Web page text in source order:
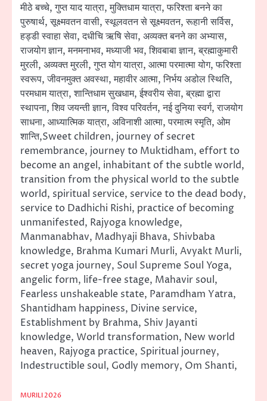
मीठे बच्चे, गुप्त याद यात्रा, मुक्तिधाम यात्रा, फरिश्ता बनने का
पुरुषार्थ, सूक्ष्मवतन वासी, स्थूलवतन से सूक्ष्मवतन, रूहानी सर्विस,
हड्डी स्वाहा सेवा, दधीचि ऋषि सेवा, अव्यक्त बनने का अभ्यास,
राजयोग ज्ञान, मनमनाभव, मध्याजी भव, शिवबाबा ज्ञान, ब्रह्माकुमारी
मुरली, अव्यक्त मुरली, गुप्त योग यात्रा, आत्मा परमात्मा योग, फरिश्ता
स्वरूप, जीवनमुक्त अवस्था, महावीर आत्मा, निर्भय अडोल स्थिति,
परमधाम यात्रा, शान्तिधाम सुखधाम, ईश्वरीय सेवा, ब्रह्मा द्वारा
स्थापना, शिव जयन्ती ज्ञान, विश्व परिवर्तन, नई दुनिया स्वर्ग, राजयोग
साधना, आध्यात्मिक यात्रा, अविनाशी आत्मा, परमात्म स्मृति, ओम
शान्ति,Sweet children, journey of secret
remembrance, journey to Muktidham, effort to
become an angel, inhabitant of the subtle world,
transition from the physical world to the subtle
world, spiritual service, service to the dead body,
service to Dadhichi Rishi, practice of becoming
unmanifested, Rajyoga knowledge,
Manmanabhav, Madhyaji Bhava, Shivbaba
knowledge, Brahma Kumari Murli, Avyakt Murli,
secret yoga journey, Soul Supreme Soul Yoga,
angelic form, life-free stage, Mahavir soul,
Fearless unshakeable state, Paramdham Yatra,
Shantidham happiness, Divine service,
Establishment by Brahma, Shiv Jayanti
knowledge, World transformation, New world
heaven, Rajyoga practice, Spiritual journey,
Indestructible soul, Godly memory, Om Shanti,
MURILI 2026